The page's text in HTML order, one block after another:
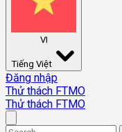
VI
Tiếng Việt
Đăng nhập
Thử thách FTMO
Thử thách FTMO